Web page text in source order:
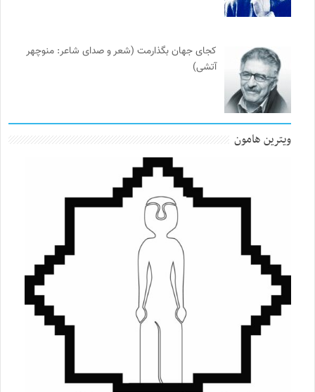
کجای جهان بگذارمت (شعر و صدای شاعر: منوچهر
آتشی)
ویترین هامون